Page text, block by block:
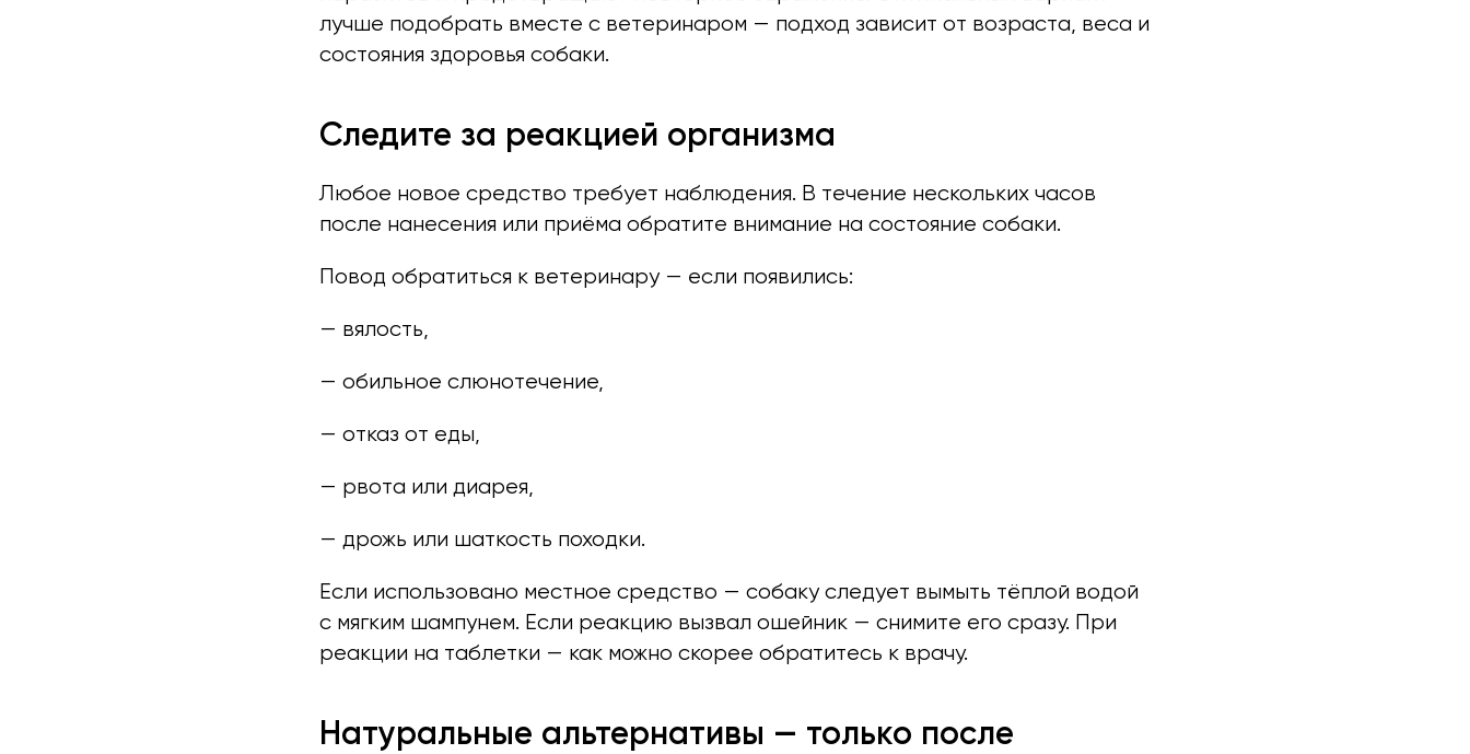
лучше подобрать вместе с ветеринаром — подход зависит от возраста, веса и
состояния здоровья собаки.
Следите за реакцией организма
Любое новое средство требует наблюдения. В течение нескольких часов
после нанесения или приёма обратите внимание на состояние собаки.
Повод обратиться к ветеринару — если появились:
— вялость,
— обильное слюнотечение,
— отказ от еды,
— рвота или диарея,
— дрожь или шаткость походки.
Если использовано местное средство — собаку следует вымыть тёплой водой
с мягким шампунем. Если реакцию вызвал ошейник — снимите его сразу. При
реакции на таблетки — как можно скорее обратитесь к врачу.
Натуральные альтернативы — только после